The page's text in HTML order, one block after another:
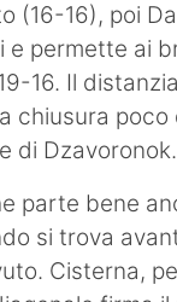
(16-16), poi
e permette ai
16. Il
chiusura
di Dzavoronok.
parte bene
si trova
Cisterna,